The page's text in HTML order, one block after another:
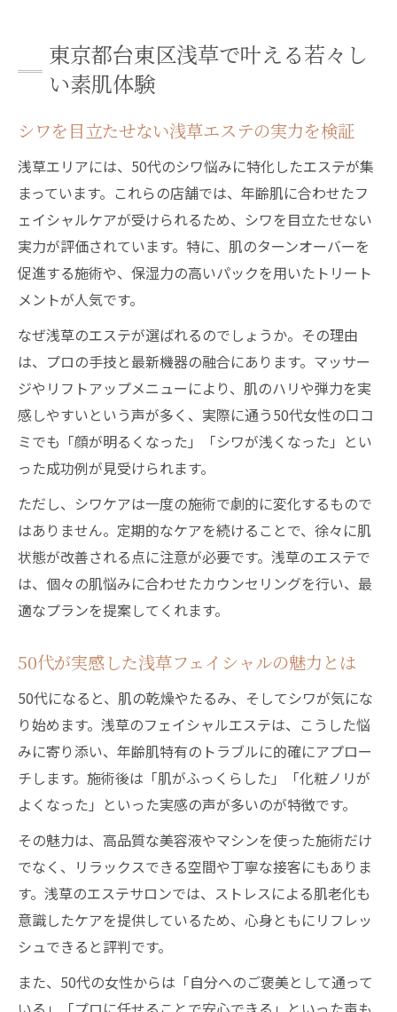
東京都台東区浅草で叶える若々し
い素肌体験
シワを目立たせない浅草エステの実力を検証
浅草エリアには、50代のシワ悩みに特化したエステが集
まっています。これらの店舗では、年齢肌に合わせたフ
ェイシャルケアが受けられるため、シワを目立たせない
実力が評価されています。特に、肌のターンオーバーを
促進する施術や、保湿力の高いパックを用いたトリート
メントが人気です。
なぜ浅草のエステが選ばれるのでしょうか。その理由
は、プロの手技と最新機器の融合にあります。マッサー
ジやリフトアップメニューにより、肌のハリや弾力を実
感しやすいという声が多く、実際に通う50代女性の口コ
ミでも「顔が明るくなった」「シワが浅くなった」とい
った成功例が見受けられます。
ただし、シワケアは一度の施術で劇的に変化するもので
はありません。定期的なケアを続けることで、徐々に肌
状態が改善される点に注意が必要です。浅草のエステで
は、個々の肌悩みに合わせたカウンセリングを行い、最
適なプランを提案してくれます。
50代が実感した浅草フェイシャルの魅力とは
50代になると、肌の乾燥やたるみ、そしてシワが気にな
り始めます。浅草のフェイシャルエステは、こうした悩
みに寄り添い、年齢肌特有のトラブルに的確にアプロー
チします。施術後は「肌がふっくらした」「化粧ノリが
よくなった」といった実感の声が多いのが特徴です。
その魅力は、高品質な美容液やマシンを使った施術だけ
でなく、リラックスできる空間や丁寧な接客にもありま
す。浅草のエステサロンでは、ストレスによる肌老化も
意識したケアを提供しているため、心身ともにリフレッ
シュできると評判です。
また、50代の女性からは「自分へのご褒美として通って